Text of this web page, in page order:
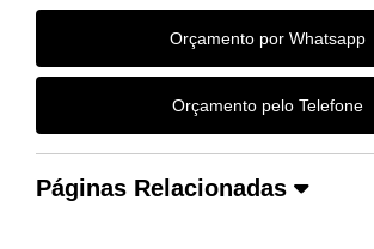
Orçamento por Whatsapp
Orçamento pelo Telefone
Páginas Relacionadas